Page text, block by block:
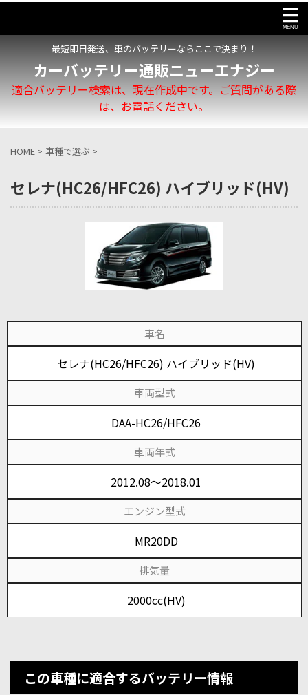
最短即日発送、車のバッテリーならここで決まり！
カーバッテリー通販ニューエナジー
適合バッテリー検索は、現在作成中です。ご質問がある際
は、お電話ください。
HOME > 車種で選ぶ >
セレナ(HC26/HFC26) ハイブリッド(HV)
車名
セレナ(HC26/HFC26) ハイブリッド(HV)
車両型式
DAA-HC26/HFC26
車両年式
2012.08～2018.01
エンジン型式
MR20DD
排気量
2000cc(HV)
この車種に適合するバッテリー情報